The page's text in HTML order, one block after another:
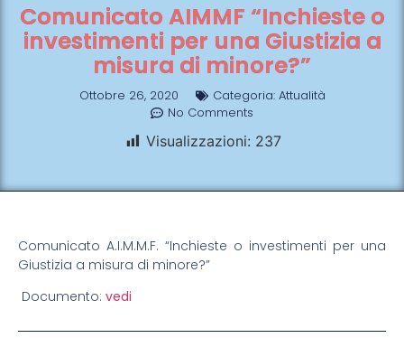
Comunicato AIMMF “Inchieste o
investimenti per una Giustizia a
misura di minore?”
Ottobre 26, 2020 Categoria: Attualità
No Comments
Visualizzazioni: 237
Comunicato A.I.M.M.F. “Inchieste o investimenti per una
Giustizia a misura di minore?”
Documento: vedi